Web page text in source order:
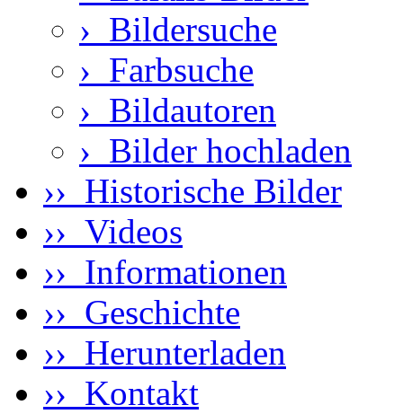
› Bildersuche
› Farbsuche
› Bildautoren
› Bilder hochladen
›› Historische Bilder
›› Videos
›› Informationen
›› Geschichte
›› Herunterladen
›› Kontakt